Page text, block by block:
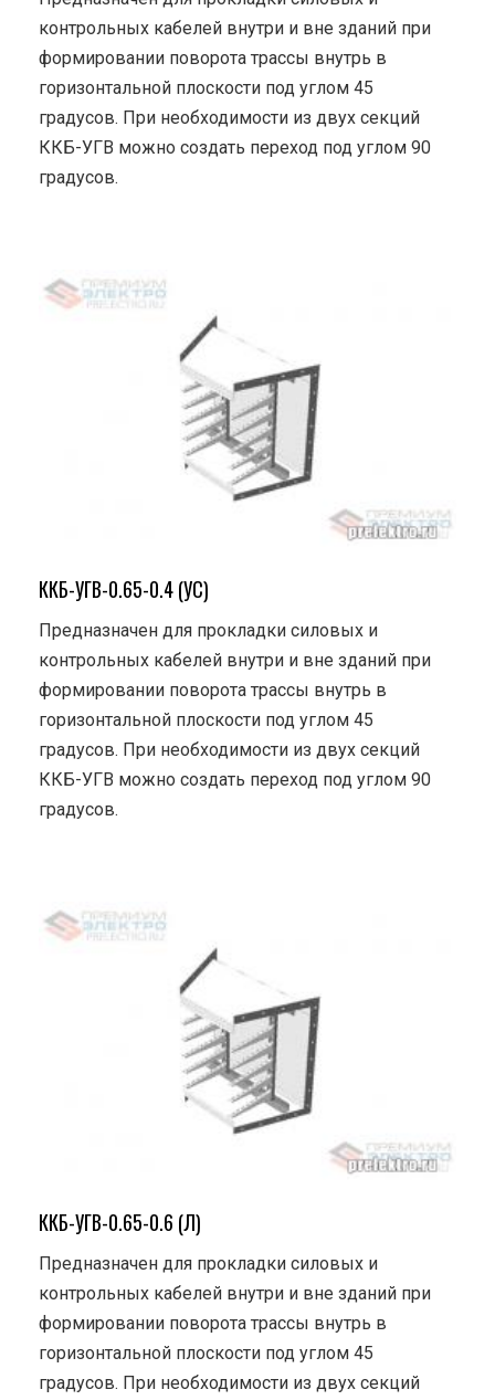
контрольных кабелей внутри и вне зданий при
формировании поворота трассы внутрь в
горизонтальной плоскости под углом 45
градусов. При необходимости из двух секций
ККБ-УГВ можно создать переход под углом 90
градусов.
ККБ-УГВ-0.65-0.4 (УС)
Предназначен для прокладки силовых и
контрольных кабелей внутри и вне зданий при
формировании поворота трассы внутрь в
горизонтальной плоскости под углом 45
градусов. При необходимости из двух секций
ККБ-УГВ можно создать переход под углом 90
градусов.
ККБ-УГВ-0.65-0.6 (Л)
Предназначен для прокладки силовых и
контрольных кабелей внутри и вне зданий при
формировании поворота трассы внутрь в
горизонтальной плоскости под углом 45
градусов. При необходимости из двух секций